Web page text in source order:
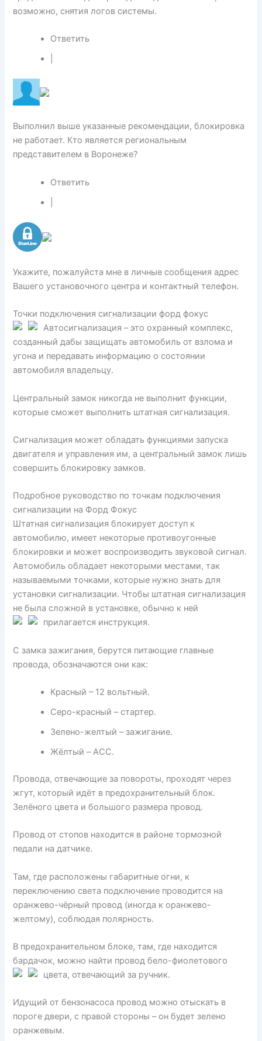
возможно, снятия логов системы.
Ответить
Выполнил выше указанные рекомендации, блокировка
не работает. Кто является региональным
представителем в Воронеже?
Ответить
Укажите, пожалуйста мне в личные сообщения адрес
Вашего установочного центра и контактный телефон.
Точки подключения сигнализации форд фокус
Автосигнализация – это охранный комплекс,
созданный дабы защищать автомобиль от взлома и
угона и передавать информацию о состоянии
автомобиля владельцу.
Центральный замок никогда не выполнит функции,
которые сможет выполнить штатная сигнализация.
Сигнализация может обладать функциями запуска
двигателя и управления им, а центральный замок лишь
совершить блокировку замков.
Подробное руководство по точкам подключения
сигнализации на Форд Фокус
Штатная сигнализация блокирует доступ к
автомобилю, имеет некоторые противоугонные
блокировки и может воспроизводить звуковой сигнал.
Автомобиль обладает некоторыми местами, так
называемыми точками, которые нужно знать для
установки сигнализации. Чтобы штатная сигнализация
не была сложной в установке, обычно к ней
прилагается инструкция.
С замка зажигания, берутся питающие главные
провода, обозначаются они как:
Красный – 12 вольтный.
Серо-красный – стартер.
Зелено-желтый – зажигание.
Жёлтый – ACC.
Провода, отвечающие за повороты, проходят через
жгут, который идёт в предохранительный блок.
Зелёного цвета и большого размера провод.
Провод от стопов находится в районе тормозной
педали на датчике.
Там, где расположены габаритные огни, к
переключению света подключение проводится на
оранжево-чёрный провод (иногда к оранжево-
желтому), соблюдая полярность.
В предохранительном блоке, там, где находится
бардачок, можно найти провод бело-фиолетового
цвета, отвечающий за ручник.
Идущий от бензонасоса провод можно отыскать в
пороге двери, с правой стороны – он будет зелено
оранжевым.